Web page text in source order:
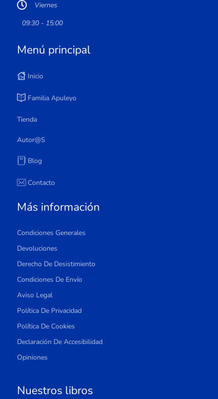
Viernes
09:30 - 15:00
Menú principal
Inicio
Familia Apuleyo
Tienda
Autor@s
Blog
Contacto
Más información
Condiciones Generales
Devoluciones
Derecho De Desistimiento
Condiciones De Envío
Aviso Legal
Política De Privacidad
Política De Cookies
Declaración De Accesibilidad
Opiniones
Nuestros libros